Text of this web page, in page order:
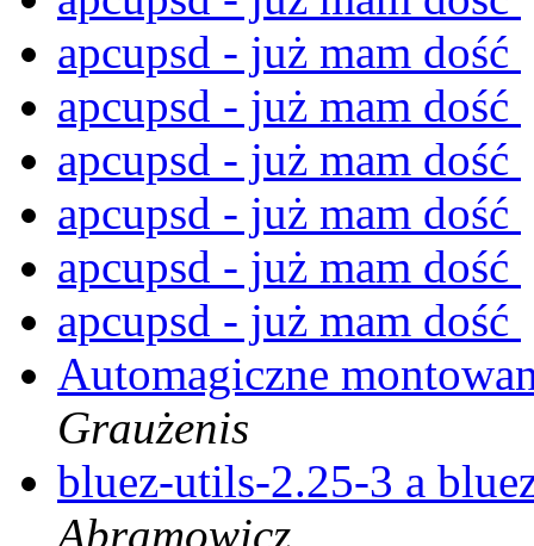
apcupsd - już mam dość
apcupsd - już mam dość
apcupsd - już mam dość
apcupsd - już mam dość
apcupsd - już mam dość
apcupsd - już mam dość
Automagiczne
Graużenis
bluez-utils-2.25-3 a
Abramowicz